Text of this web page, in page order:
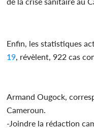
Enfin, les statistiques
19, révèlent, 922 cas
Armand Ougock,
Cameroun.
-Joindre la rédaction